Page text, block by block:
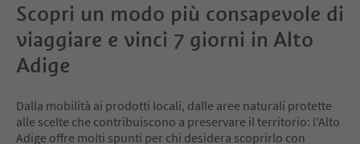
Scopri un modo più consapevole di
viaggiare e vinci 7 giorni in Alto
Adige
Dalla mobilità ai prodotti locali, dalle aree naturali protette
alle scelte che contribuiscono a preservare il territorio: l'Alto
Adige offre molti spunti per chi desidera scoprirlo con